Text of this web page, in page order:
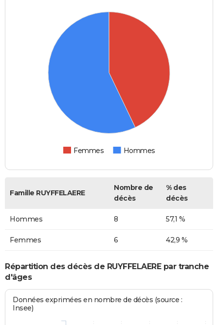
Femmes Hommes
Famille RUYFFELAERE
Nombre de
décès
% des
décès
Hommes 8 57,1 %
Femmes 6 42,9 %
Répartition des décès de RUYFFELAERE par tranche
d'âges
Données exprimées en nombre de décès (source :
Insee)